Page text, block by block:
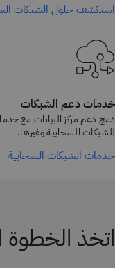
استكشف حلول الشبكات
خدمات دعم الشبكات
للشبكات السحابية وغيرها.
خدمات الشبكات السحابية
اتخذ الخطوة